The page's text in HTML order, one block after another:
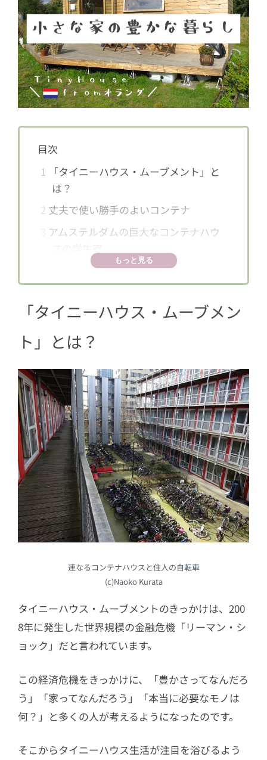
目次
1
「タイニーハウス・ムーブメント」と
は？
2 丈夫で使い勝手のよいコンテナ
アムステルダムの巨大なコンテナハウ
コンテナハウス学生寮の住み心地
もっと見る
「タイニーハウス・ムーブメン
ト」とは？
連なるコンテナハウスと住人の自転車
(c)Naoko Kurata
タイニーハウス・ムーブメントのきっかけは、200
8年に発生した世界規模の金融危機「リーマン・シ
ョック」だと言われています。
この経済危機をきっかけに、「豊かさってなんだろ
う」「家ってなんだろう」「本当に必要なモノは
何？」と多くの人が考えるようになったのです。
そこからタイニーハウス生活が注目を浴びるよう